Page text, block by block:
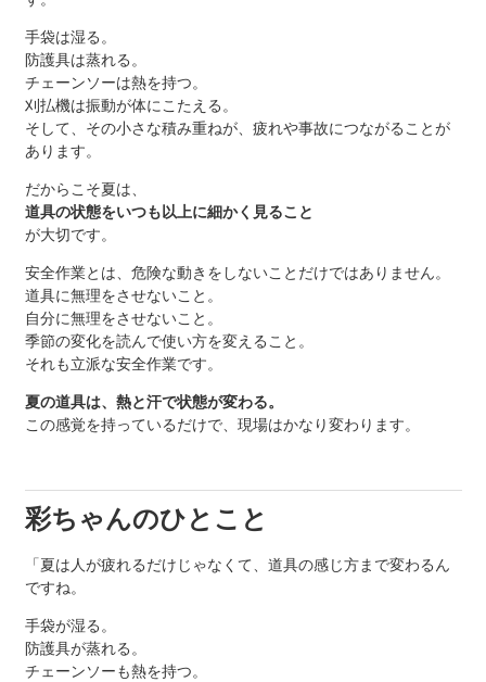
手袋は湿る。
防護具は蒸れる。
チェーンソーは熱を持つ。
刈払機は振動が体にこたえる。
そして、その小さな積み重ねが、疲れや事故につながることが
あります。
だからこそ夏は、
道具の状態をいつも以上に細かく見ること
が大切です。
安全作業とは、危険な動きをしないことだけではありません。
道具に無理をさせないこと。
自分に無理をさせないこと。
季節の変化を読んで使い方を変えること。
それも立派な安全作業です。
夏の道具は、熱と汗で状態が変わる。
この感覚を持っているだけで、現場はかなり変わります。
彩ちゃんのひとこと
「夏は人が疲れるだけじゃなくて、道具の感じ方まで変わるん
ですね。
手袋が湿る。
防護具が蒸れる。
チェーンソーも熱を持つ。